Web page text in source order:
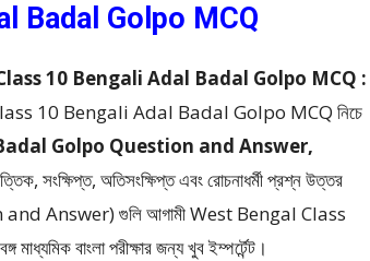
Badal Golpo MCQ
| Class 10 Bengali Adal Badal Golpo MCQ :
| Class 10 Bengali Adal Badal Golpo MCQ নিচে
Golpo Question and Answer,
সংক্ষিপ্ত, অতিসংক্ষিপ্ত এবং রোচনাধর্মী প্রশ্ন উত্তর
and Answer)গুলি আগামী West Bengal Class
বাংলা পরীক্ষার জন্য খুব ইম্পর্টেন্ট।